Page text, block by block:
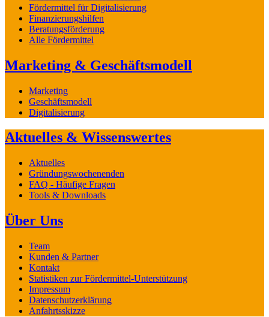
Fördermittel für Digitalisierung
Finanzierungshilfen
Beratungsförderung
Alle Fördermittel
Marketing & Geschäftsmodell
Marketing
Geschäftsmodell
Digitalisierung
Aktuelles & Wissenswertes
Aktuelles
Gründungswochenenden
FAQ - Häufige Fragen
Tools & Downloads
Über Uns
Team
Kunden & Partner
Kontakt
Statistiken zur Fördermittel-Unterstützung
Impressum
Datenschutzerklärung
Anfahrtsskizze